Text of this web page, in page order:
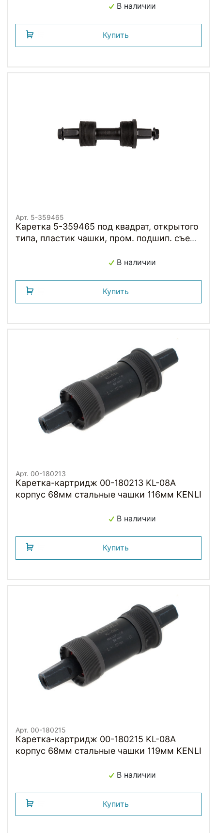
В наличии
Купить
Арт. 5-359465
Каретка 5-359465 под квадрат, открытого
типа, пластик чашки, пром. подшип. съем.
В наличии
Купить
Арт. 00-180213
Каретка-картридж 00-180213 KL-08A
корпус 68мм стальные чашки 116мм KENLI
В наличии
Купить
Арт. 00-180215
Каретка-картридж 00-180215 KL-08A
корпус 68мм стальные чашки 119мм KENLI
В наличии
Купить